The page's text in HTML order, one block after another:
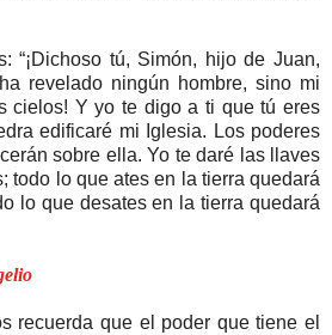
“¡Dichoso tú, Simón, hijo de Juan,
revelado ningún hombre, sino mi
cielos! Y yo te digo a ti que tú eres
edificaré mi Iglesia. Los poderes
sobre ella. Yo te daré las llaves
todo lo que ates en la tierra quedará
lo que desates en la tierra quedará
recuerda que el poder que tiene el